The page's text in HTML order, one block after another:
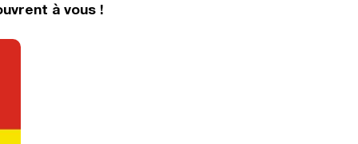
à vous !